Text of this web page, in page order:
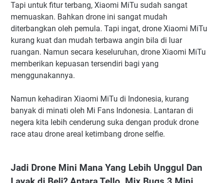
Tapi untuk fitur terbang, Xiaomi MiTu sudah sangat
memuaskan. Bahkan drone ini sangat mudah
diterbangkan oleh pemula. Tapi ingat, drone Xiaomi MiTu
kurang kuat dan mudah terbawa angin bila di luar
ruangan. Namun secara keseluruhan, drone Xiaomi MiTu
memberikan kepuasan tersendiri bagi yang
menggunakannya.
Namun kehadiran Xiaomi MiTu di Indonesia, kurang
banyak di minati oleh Mi Fans Indonesia. Lantaran di
negera kita lebih cenderung suka dengan produk drone
race atau drone areal ketimbang drone selfie.
Jadi Drone Mini Mana Yang Lebih Unggul Dan